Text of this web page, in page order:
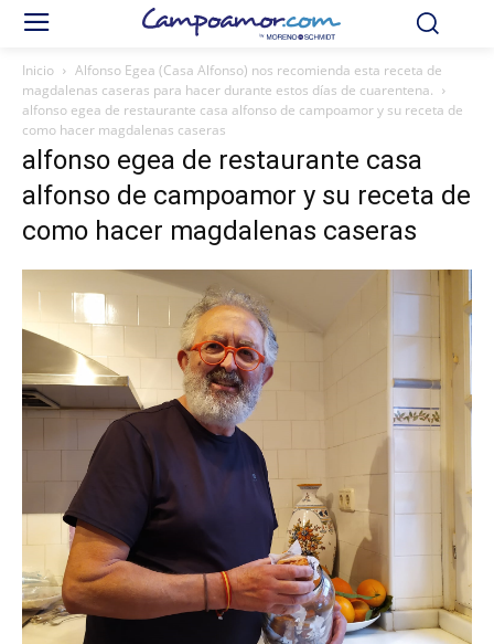
Inicio
Alfonso Egea (Casa Alfonso) nos recomienda esta receta de
magdalenas caseras para hacer durante estos días de cuarentena.
alfonso egea de restaurante casa alfonso de campoamor y su receta de
como hacer magdalenas caseras
alfonso egea de restaurante casa
alfonso de campoamor y su receta de
como hacer magdalenas caseras